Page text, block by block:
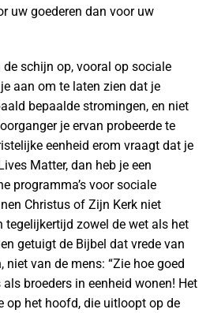
uw goederen dan voor uw
schijn op, vooral op sociale
aan om te laten zien dat je
bepaalde stromingen, en niet
je ervan probeerde te
eenheid erom vraagt dat je
Matter, dan heb je een
programma’s voor sociale
Christus of Zijn Kerk niet
tegelijkertijd zowel de wet als het
getuigt de Bijbel dat vrede van
niet van de mens: “Zie hoe goed
broeders in eenheid wonen! Het
op het hoofd, die uitloopt op de